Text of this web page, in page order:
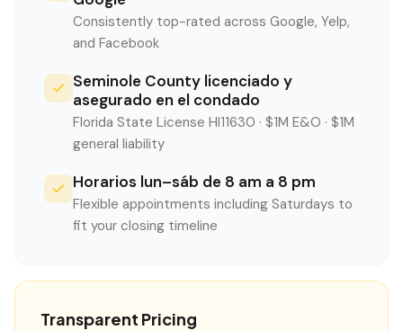
Consistently top-rated across Google, Yelp,
and Facebook
Seminole County licenciado y
asegurado en el condado
Florida State License HI11630 · $1M E&O · $1M
general liability
Horarios lun–sáb de 8 am a 8 pm
Flexible appointments including Saturdays to
fit your closing timeline
Transparent Pricing